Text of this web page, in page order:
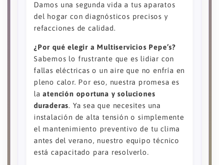
Damos una segunda vida a tus aparatos
del hogar con diagnósticos precisos y
refacciones de calidad.
¿Por qué elegir a Multiservicios Pepe’s?
Sabemos lo frustrante que es lidiar con
fallas eléctricas o un aire que no enfría en
pleno calor. Por eso, nuestra promesa es
laatención oportuna y soluciones
duraderas. Ya sea que necesites una
instalación de alta tensión o simplemente
el mantenimiento preventivo de tu clima
antes del verano, nuestro equipo técnico
está capacitado para resolverlo.